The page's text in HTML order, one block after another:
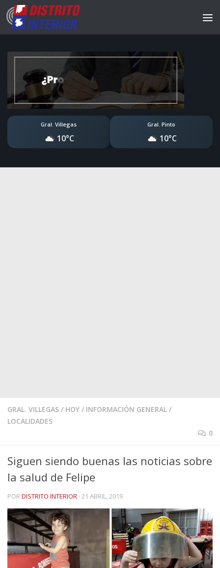
Gral. Villegas
10°C
Gral. Pinto
10°C
GRAL. VILLEGAS / HOY / INFORMACIÓN GENERAL /
LOCALIDADES
0
Siguen siendo buenas las noticias sobre
la salud de Felipe
PORDISTRITO INTERIOR · 21 ABRIL, 2019